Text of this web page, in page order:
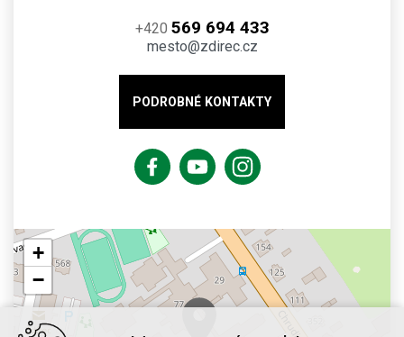
+420 569 694 433
mesto@zdirec.cz
PODROBNÉ KONTAKTY
+
−